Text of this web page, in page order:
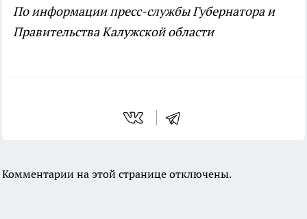
По информации пресс-службы Губернатора и
Правительства Калужской области
Комментарии на этой странице отключены.